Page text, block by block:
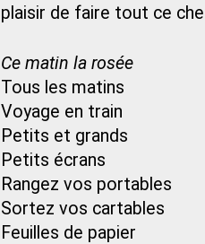
plaisir de faire tout ce
Ce matin la rosée
Tous les matins
Voyage en train
Petits et grands
Petits écrans
Rangez vos portables
Sortez vos cartables
Feuilles de papier